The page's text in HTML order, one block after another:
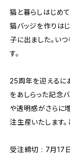
猫と暮らしはじめ
猫バッジを作りは
子に出ました。い
す。
25周年を迎えるに
をあしらった記念
や透明感がさらに
注生産いたします。
受注締切 : 7月17